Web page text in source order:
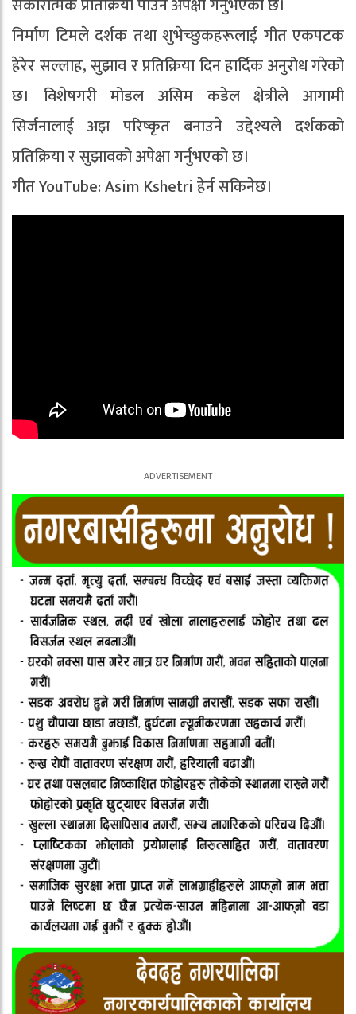
सकारात्मक प्रतिक्रिया पाउने अपेक्षा गर्नुभएको छ।
निर्माण टिमले दर्शक तथा शुभेच्छुकहरूलाई गीत एकपटक
हेरेर सल्लाह, सुझाव र प्रतिक्रिया दिन हार्दिक अनुरोध गरेको
छ। विशेषगरी मोडल असिम कडेल क्षेत्रीले आगामी
सिर्जनालाई अझ परिष्कृत बनाउने उद्देश्यले दर्शकको
प्रतिक्रिया र सुझावको अपेक्षा गर्नुभएको छ।
गीत YouTube: Asim Kshetri हेर्न सकिनेछ।